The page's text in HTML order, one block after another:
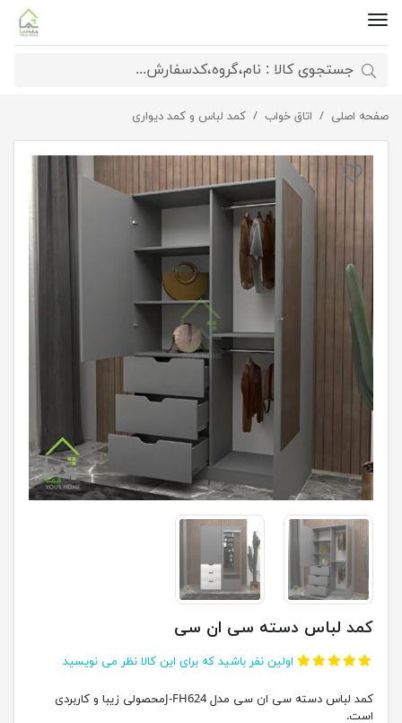
صفحه اصلی اتاق خواب کمد لباس و کمد دیواریکمد لباس دسته سی ان سی
کمد لباس دسته سی ان سی
اولین نفر باشید که برای این کالا نظر می نویسید
کمد لباس دسته سی ان سی مدل J-FH624محصولی زیبا و کاربردی
است.